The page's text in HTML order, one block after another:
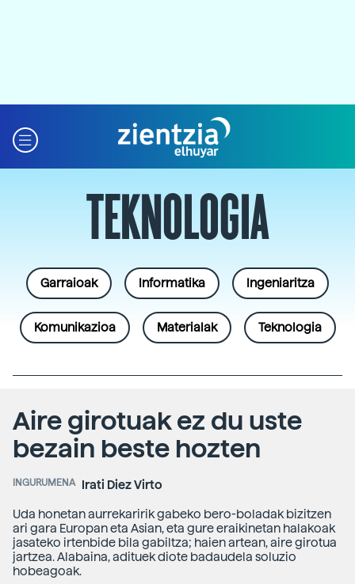
TEKNOLOGIA
Garraioak Informatika Ingeniaritza
Komunikazioa Materialak Teknologia
Aire girotuak ez du uste
bezain beste hozten
INGURUMENA Irati Diez Virto
Uda honetan aurrekaririk gabeko bero-boladak bizitzen
ari gara Europan eta Asian, eta gure eraikinetan halakoak
jasateko irtenbide bila gabiltza; haien artean, aire girotua
jartzea. Alabaina, adituek diote badaudela soluzio
hobeagoak.